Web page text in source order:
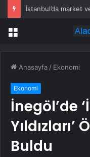
Menü
Anasayfa / Ekonomi
Ekonomi
İnegöl’de
Buldu